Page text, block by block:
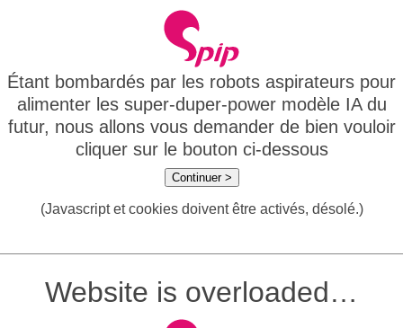
Étant bombardés par les robots aspirateurs pour
alimenter les super-duper-power modèle IA du
futur, nous allons vous demander de bien vouloir
cliquer sur le bouton ci-dessous
Continuer >
(Javascript et cookies doivent être activés, désolé.)
Website is overloaded…